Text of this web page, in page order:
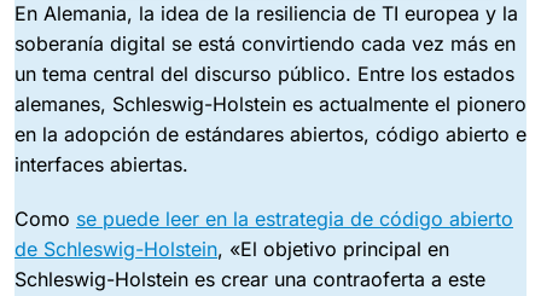
En Alemania, la idea de la resiliencia de TI europea y la
soberanía digital se está convirtiendo cada vez más en
un tema central del discurso público. Entre los estados
alemanes, Schleswig-Holstein es actualmente el pionero
en la adopción de estándares abiertos, código abierto e
interfaces abiertas.
Como se puede leer en la estrategia de código abierto
de Schleswig-Holstein, «El objetivo principal en
Schleswig-Holstein es crear una contraoferta a este